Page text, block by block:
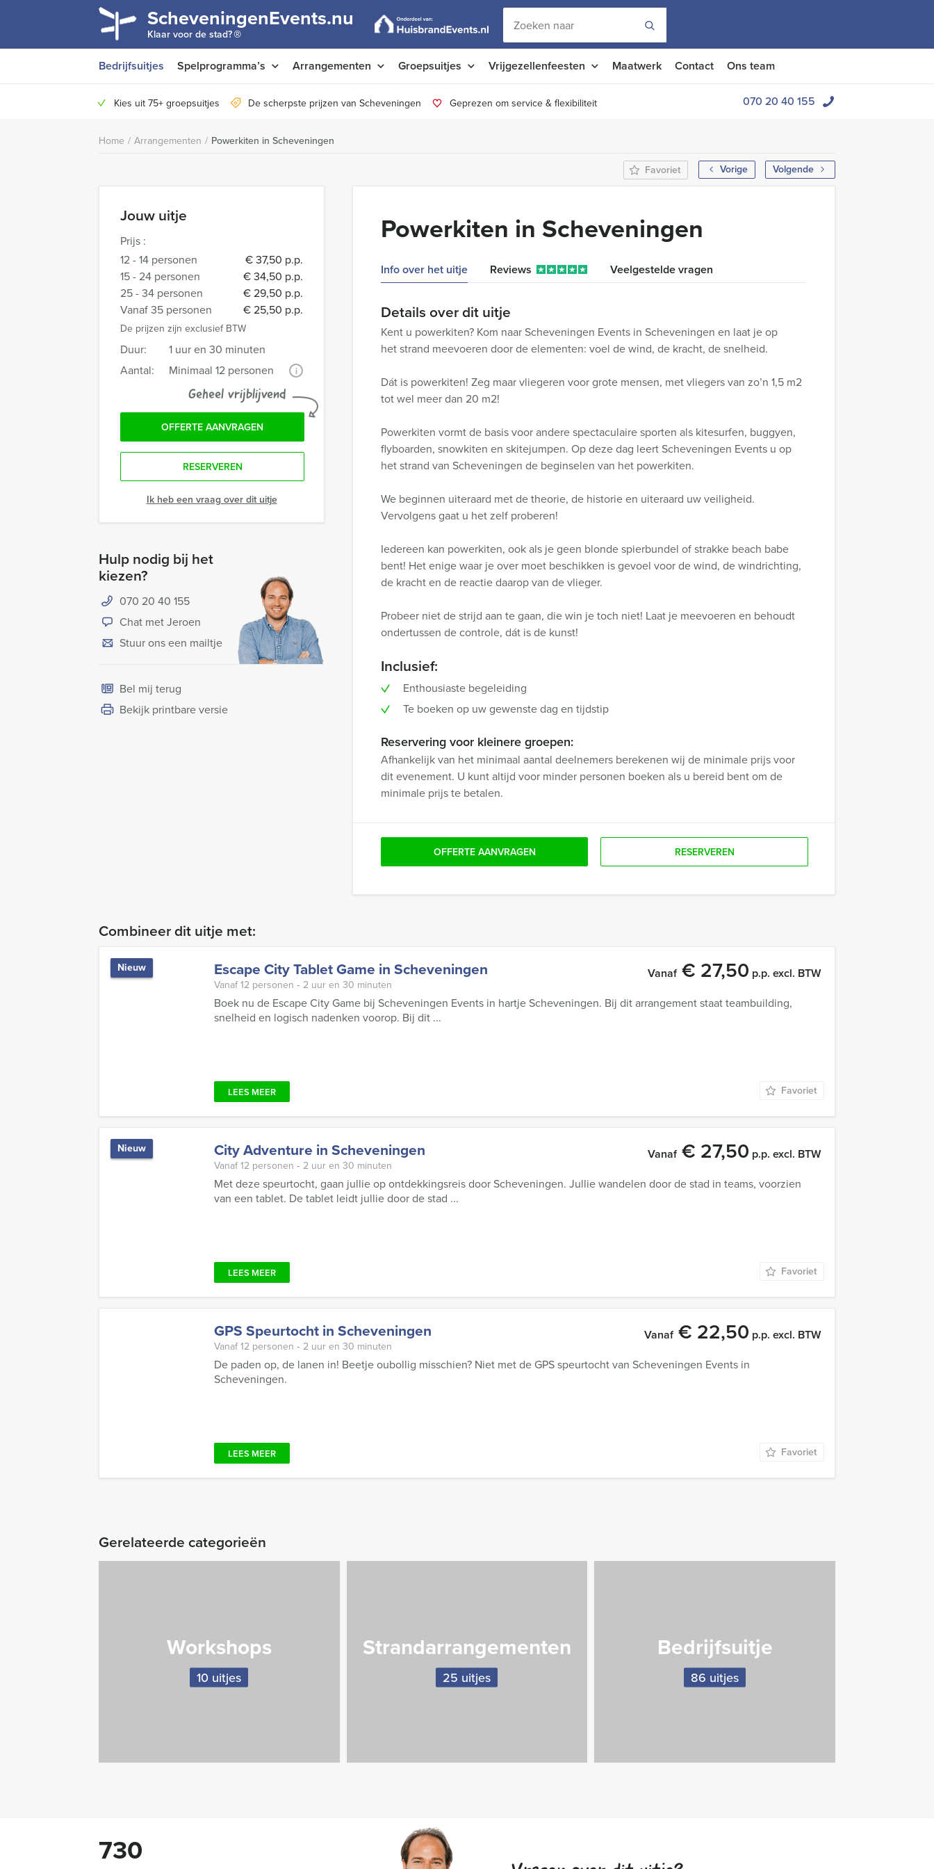
ScheveningenEvents.nu
Klaar voor de stad?®
Bedrijfsuitjes Spelprogramma’s Arrangementen Groepsuitjes Vrijgezellenfeesten Maatwerk Contact Ons team
Kies uit 75+ groepsuitjes De scherpste prijzen van Scheveningen Geprezen om service & flexibiliteit 070 20 40 155
Home / Arrangementen / Powerkiten in Scheveningen
Vorige
Volgende
Favoriet
Jouw uitje
Prijs :
12 - 14 personen
€ 37,50 p.p.
15 - 24 personen
€ 34,50 p.p.
25 - 34 personen
€ 29,50 p.p.
Vanaf 35 personen
€ 25,50 p.p.
De prijzen zijn exclusief BTW
Duur:
1 uur en 30 minuten
Aantal:
Minimaal 12 personen i
Geheel vrijblijvend
OFFERTE AANVRAGEN
RESERVEREN
Ik heb een vraag over dit uitje
Hulp nodig bij het
kiezen?
070 20 40 155
Chat met Jeroen
Stuur ons een mailtje
Bel mij terug
Bekijk printbare versie
Powerkiten in Scheveningen
Info over het uitje Reviews Veelgestelde vragen
Details over dit uitje
Kent u powerkiten? Kom naar Scheveningen Events in Scheveningen en laat je op
het strand meevoeren door de elementen: voel de wind, de kracht, de snelheid.
Dát is powerkiten! Zeg maar vliegeren voor grote mensen, met vliegers van zo’n 1,5 m2
tot wel meer dan 20 m2!
Powerkiten vormt de basis voor andere spectaculaire sporten als kitesurfen, buggyen,
flyboarden, snowkiten en skitejumpen. Op deze dag leert Scheveningen Events u op
het strand van Scheveningen de beginselen van het powerkiten.
We beginnen uiteraard met de theorie, de historie en uiteraard uw veiligheid.
Vervolgens gaat u het zelf proberen!
Iedereen kan powerkiten, ook als je geen blonde spierbundel of strakke beach babe
bent! Het enige waar je over moet beschikken is gevoel voor de wind, de windrichting,
de kracht en de reactie daarop van de vlieger.
Probeer niet de strijd aan te gaan, die win je toch niet! Laat je meevoeren en behoudt
ondertussen de controle, dát is de kunst!
Inclusief:
Enthousiaste begeleiding
Te boeken op uw gewenste dag en tijdstip
Reservering voor kleinere groepen:
Afhankelijk van het minimaal aantal deelnemers berekenen wij de minimale prijs voor
dit evenement. U kunt altijd voor minder personen boeken als u bereid bent om de
minimale prijs te betalen.
OFFERTE AANVRAGEN RESERVEREN
Combineer dit uitje met:
Escape City Tablet Game in Scheveningen
Nieuw Vanaf€ 27,50 p.p. excl. BTW
Vanaf 12 personen ‐ 2 uur en 30 minuten
Boek nu de Escape City Game bij Scheveningen Events in hartje Scheveningen. Bij dit arrangement staat teambuilding,
snelheid en logisch nadenken voorop. Bij dit ...
LEES MEER Favoriet
City Adventure in Scheveningen
Nieuw Vanaf€ 27,50 p.p. excl. BTW
Vanaf 12 personen ‐ 2 uur en 30 minuten
Met deze speurtocht, gaan jullie op ontdekkingsreis door Scheveningen. Jullie wandelen door de stad in teams, voorzien
van een tablet. De tablet leidt jullie door de stad ...
LEES MEER Favoriet
GPS Speurtocht in Scheveningen Vanaf€ 22,50 p.p. excl. BTW
Vanaf 12 personen ‐ 2 uur en 30 minuten
De paden op, de lanen in! Beetje oubollig misschien? Niet met de GPS speurtocht van Scheveningen Events in
Scheveningen.
LEES MEER Favoriet
Gerelateerde categorieën
Workshops
10 uitjes
Strandarrangementen
25 uitjes
Bedrijfsuitje
86 uitjes
730